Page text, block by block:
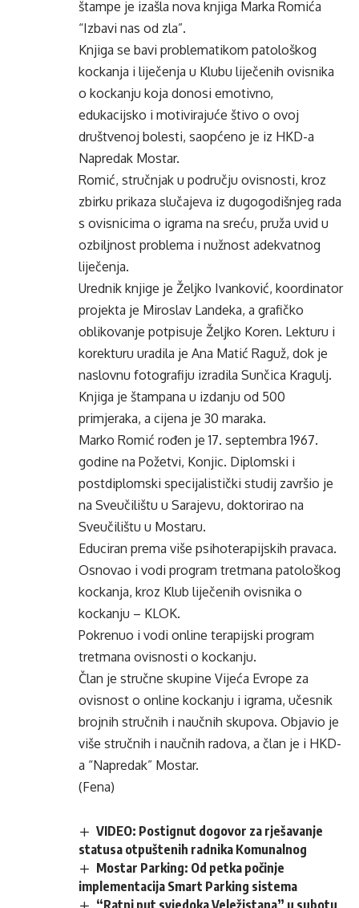
štampe je izašla nova knjiga Marka Romića
“Izbavi nas od zla”.
Knjiga se bavi problematikom patološkog
kockanja i liječenja u Klubu liječenih ovisnika
o kockanju koja donosi emotivno,
edukacijsko i motivirajuće štivo o ovoj
društvenoj bolesti, saopćeno je iz HKD-a
Napredak Mostar.
Romić, stručnjak u području ovisnosti, kroz
zbirku prikaza slučajeva iz dugogodišnjeg rada
s ovisnicima o igrama na sreću, pruža uvid u
ozbiljnost problema i nužnost adekvatnog
liječenja.
Urednik knjige je Željko Ivanković, koordinator
projekta je Miroslav Landeka, a grafičko
oblikovanje potpisuje Željko Koren. Lekturu i
korekturu uradila je Ana Matić Raguž, dok je
naslovnu fotografiju izradila Sunčica Kragulj.
Knjiga je štampana u izdanju od 500
primjeraka, a cijena je 30 maraka.
Marko Romić rođen je 17. septembra 1967.
godine na Požetvi, Konjic. Diplomski i
postdiplomski specijalistički studij završio je
na Sveučilištu u Sarajevu, doktorirao na
Sveučilištu u Mostaru.
Educiran prema više psihoterapijskih pravaca.
Osnovao i vodi program tretmana patološkog
kockanja, kroz Klub liječenih ovisnika o
kockanju – KLOK.
Pokrenuo i vodi online terapijski program
tretmana ovisnosti o kockanju.
Član je stručne skupine Vijeća Evrope za
ovisnost o online kockanju i igrama, učesnik
brojnih stručnih i naučnih skupova. Objavio je
više stručnih i naučnih radova, a član je i HKD-
a “Napredak” Mostar.
(Fena)
VIDEO: Postignut dogovor za rješavanje
statusa otpuštenih radnika Komunalnog
Mostar Parking: Od petka počinje
implementacija Smart Parking sistema